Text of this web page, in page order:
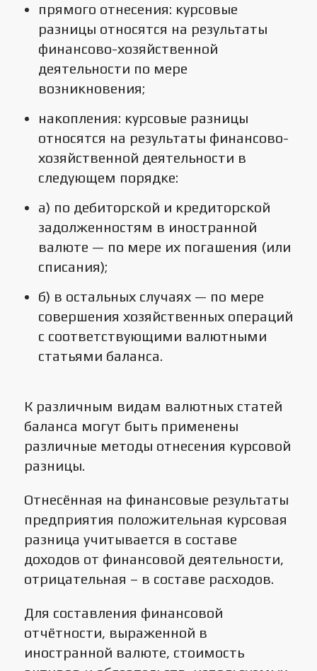
прямого отнесения: курсовые
разницы относятся на результаты
финансово-хозяйственной
деятельности по мере
возникновения;
накопления: курсовые разницы
относятся на результаты финансово-
хозяйственной деятельности в
следующем порядке:
а) по дебиторской и кредиторской
задолженностям в иностранной
валюте — по мере их погашения (или
списания);
б) в остальных случаях — по мере
совершения хозяйственных операций
с соответствующими валютными
статьями баланса.
К различным видам валютных статей
баланса могут быть применены
различные методы отнесения курсовой
разницы.
Отнесённая на финансовые результаты
предприятия положительная курсовая
разница учитывается в составе
доходов от финансовой деятельности,
отрицательная – в составе расходов.
Для составления финансовой
отчётности, выраженной в
иностранной валюте, стоимость